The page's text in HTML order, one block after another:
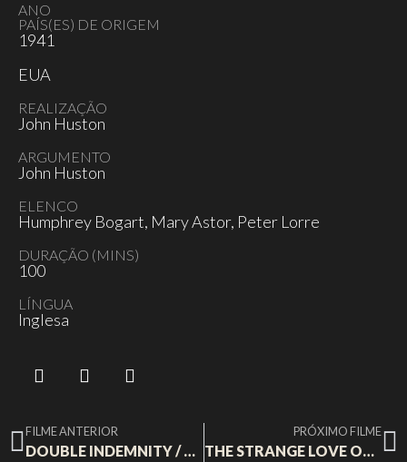
ANO
PAÍS(ES) DE ORIGEM
1941
EUA
REALIZAÇÃO
John Huston
ARGUMENTO
John Huston
ELENCO
Humphrey Bogart, Mary Astor, Peter Lorre
DURAÇÃO (MINS)
100
LÍNGUA
Inglesa
FILME ANTERIOR
DOUBLE INDEMNITY / PAGOS A DOBRAR
PRÓXIMO FILME
THE STRANGE LOVE OF MARTHA IVERS / O ESTRANHO AMOR DE MARTHA IVERS